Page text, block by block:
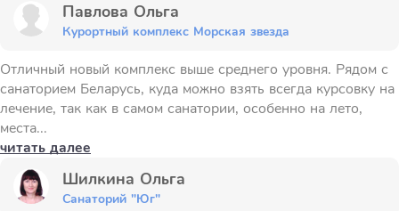
Павлова Ольга
Курортный комплекс Морская звезда
Отличный новый комплекс выше среднего уровня. Рядом с
санаторием Беларусь, куда можно взять всегда курсовку на
лечение, так как в самом санатории, особенно на лето,
места...
читать далее
Шилкина Ольга
Санаторий "Юг"